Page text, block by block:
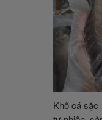
Khô cá sặc